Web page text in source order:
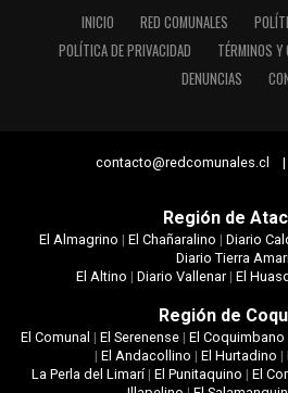
INICIO RED COMUNALES
POLÍTICA DE PRIVACIDAD
TÉRMINOS Y
DENUNCIAS
contacto@redcomunales.cl
Región de
El Almagrino | El Chañaralino | Diario
Diario Tierra
El Altino | Diario Vallenar| El
Región de
El Comunal | El Serenense| El Coquimbano
| El Andacollino | El Hurtadino |
La Perla del Limarí|El Punitaquino |El